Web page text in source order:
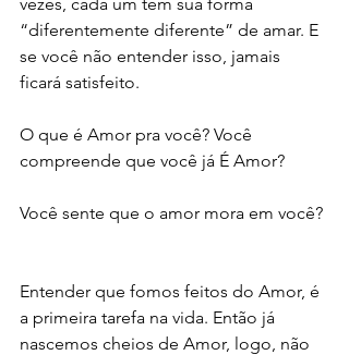
“diferentemente diferente” de amar. E
se você não entender isso, jamais
ficará satisfeito.
O que é Amor pra você? Você
compreende que você já É Amor?
Você sente que o amor mora em você?
Entender que fomos feitos do Amor, é
a primeira tarefa na vida. Então já
nascemos cheios de Amor, logo, não